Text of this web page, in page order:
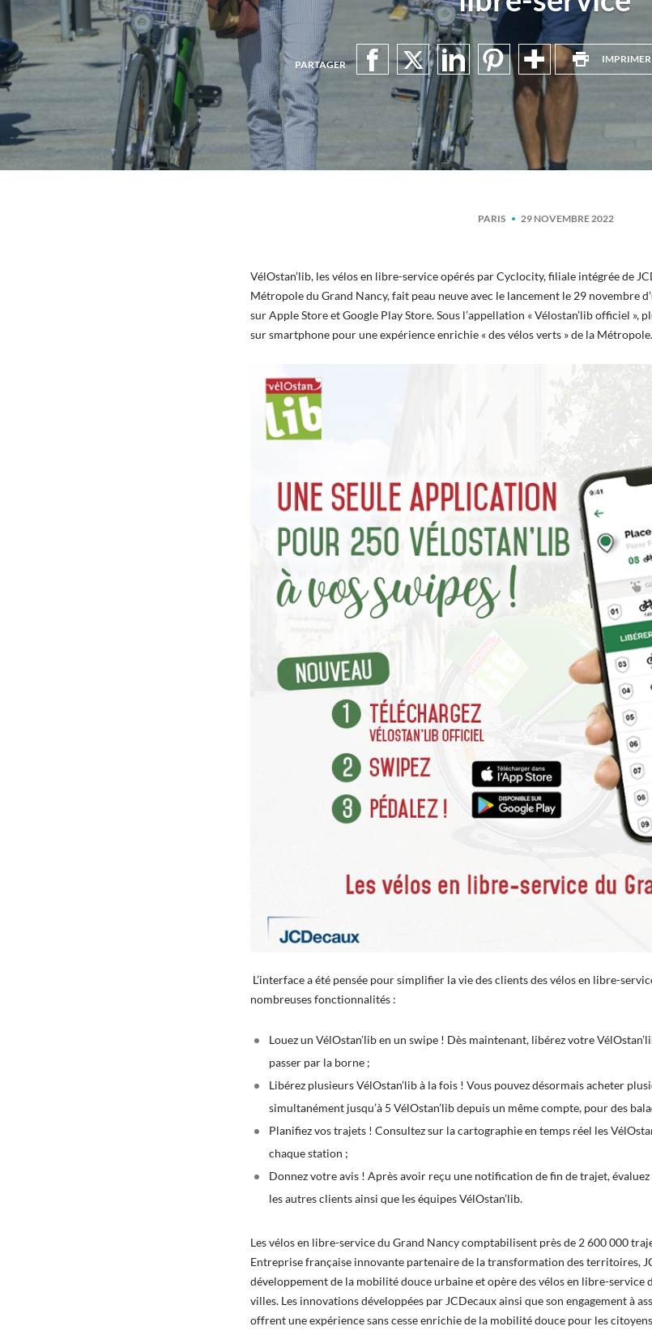
PARTAGER IMPRIMER
PARIS 29 NOVEMBRE 2022
VélOstan’lib, les vélos en libre-service opérés par Cyclocity, filiale intégrée de
Métropole du Grand Nancy, fait peau neuve avec le lancement le 29 novembre
sur Apple Store et Google Play Store. Sous l’appellation « Vélostan’lib officiel »,
sur smartphone pour une expérience enrichie « des vélos verts » de la Métropole.
L’interface a été pensée pour simplifier la vie des clients des vélos en libre-
nombreuses fonctionnalités :
Louez un VélOstan’lib en un swipe ! Dès maintenant, libérez votre
passer par la borne ;
Libérez plusieurs VélOstan’lib à la fois ! Vous pouvez désormais acheter
simultanément jusqu’à 5 VélOstan’lib depuis un même compte, pour des
Planifiez vos trajets ! Consultez sur la cartographie en temps réel les
chaque station ;
Donnez votre avis ! Après avoir reçu une notification de fin de trajet,
les autres clients ainsi que les équipes VélOstan’lib.
Les vélos en libre-service du Grand Nancy comptabilisent près de 2 600 000
Entreprise française innovante partenaire de la transformation des territoires,
développement de la mobilité douce urbaine et opère des vélos en libre-service
villes. Les innovations développées par JCDecaux ainsi que son engagement à
offrent une expérience sans cesse enrichie de la mobilité douce pour les